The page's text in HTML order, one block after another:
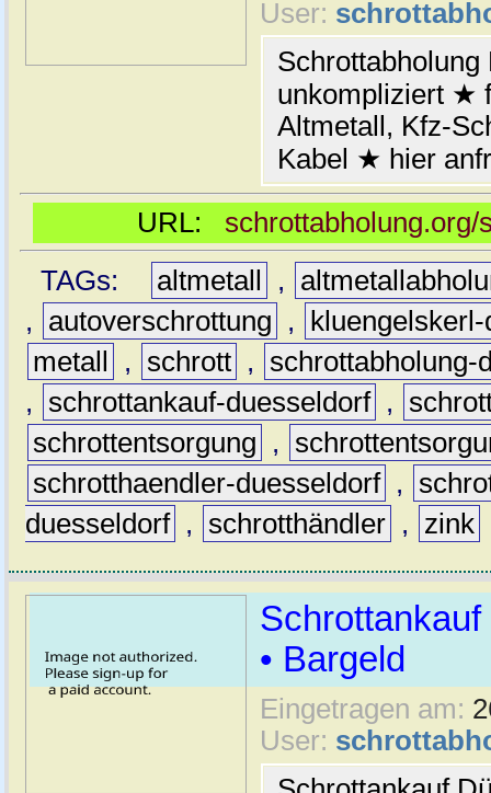
User:
unkompliziert ★
Altmetall, Kfz-
Kabel ★ hier
URL: schrottabholung.org/
TAGs:
altmetall ,
,
autoverschrottung ,
metall
, schrott ,
schrottabholung-
,
schrottankauf-duesseldorf ,
schrottentsorgung
,
schrotthaendler-duesseldorf ,
duesseldorf , schrotthändler , zink
Schrottankauf
• Bargeld
Eingetragen am:
User: